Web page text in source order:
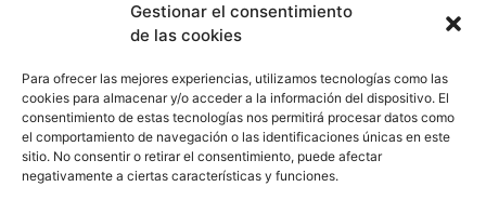
Gestionar el consentimiento
de las cookies
Para ofrecer las mejores experiencias, utilizamos tecnologías como las
cookies para almacenar y/o acceder a la información del dispositivo. El
consentimiento de estas tecnologías nos permitirá procesar datos como
el comportamiento de navegación o las identificaciones únicas en este
sitio. No consentir o retirar el consentimiento, puede afectar
negativamente a ciertas características y funciones.
Hormigueando © Copyright 2023. Diseño web realizado por
656 582 507
info@hormigueando.com
Tres Cantos (Madrid)
Envíos y Devoluciones